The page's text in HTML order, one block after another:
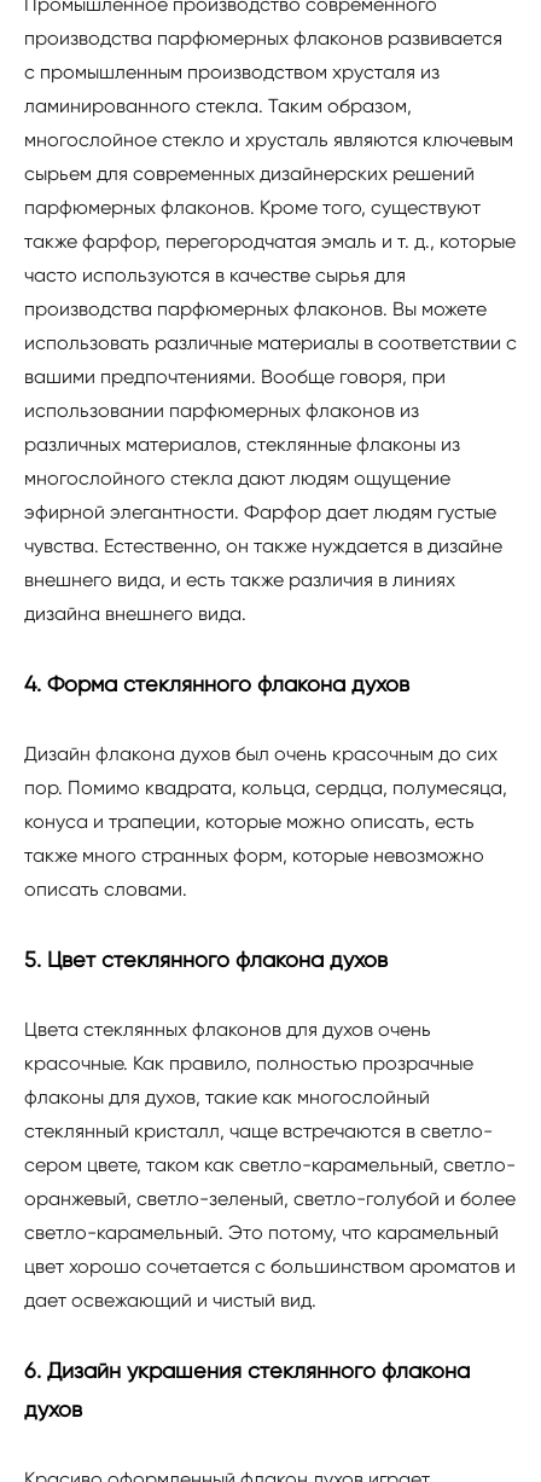
производства парфюмерных флаконов развивается
с промышленным производством хрусталя из
ламинированного стекла. Таким образом,
многослойное стекло и хрусталь являются ключевым
сырьем для современных дизайнерских решений
парфюмерных флаконов. Кроме того, существуют
также фарфор, перегородчатая эмаль и т. д., которые
часто используются в качестве сырья для
производства парфюмерных флаконов. Вы можете
использовать различные материалы в соответствии с
вашими предпочтениями. Вообще говоря, при
использовании парфюмерных флаконов из
различных материалов, стеклянные флаконы из
многослойного стекла дают людям ощущение
эфирной элегантности. Фарфор дает людям густые
чувства. Естественно, он также нуждается в дизайне
внешнего вида, и есть также различия в линиях
дизайна внешнего вида.
4. Форма стеклянного флакона духов
Дизайн флакона духов был очень красочным до сих
пор. Помимо квадрата, кольца, сердца, полумесяца,
конуса и трапеции, которые можно описать, есть
также много странных форм, которые невозможно
описать словами.
5. Цвет стеклянного флакона духов
Цвета стеклянных флаконов для духов очень
красочные. Как правило, полностью прозрачные
флаконы для духов, такие как многослойный
стеклянный кристалл, чаще встречаются в светло-
сером цвете, таком как светло-карамельный, светло-
оранжевый, светло-зеленый, светло-голубой и более
светло-карамельный. Это потому, что карамельный
цвет хорошо сочетается с большинством ароматов и
дает освежающий и чистый вид.
6. Дизайн украшения стеклянного флакона
духов